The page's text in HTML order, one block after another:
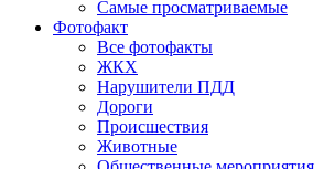
Самые просматриваемые
Фотофакт
Все фотофакты
ЖКХ
Нарушители ПДД
Дороги
Происшествия
Животные